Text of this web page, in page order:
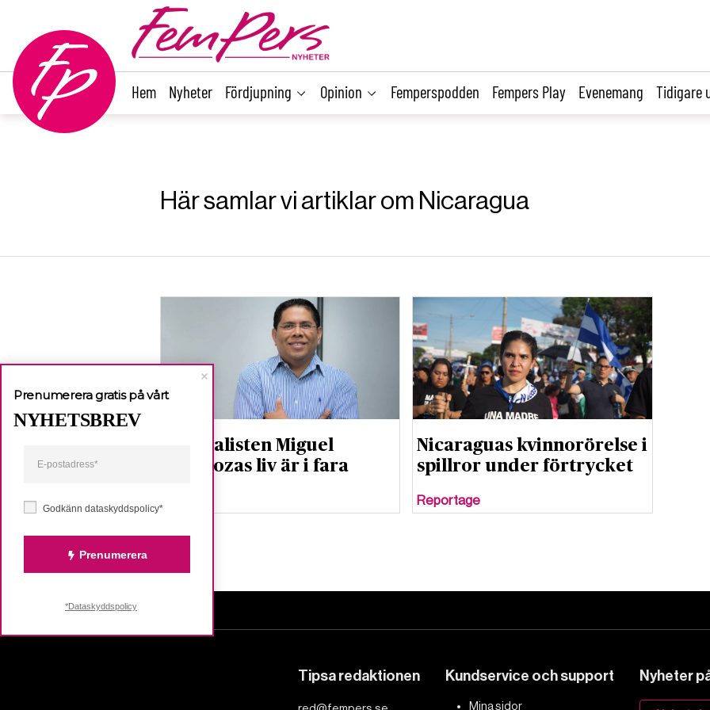
Hem Nyheter Fördjupning Opinion Femperspodden Fempers Play Evenemang Tidigare
Här samlar vi artiklar om Nicaragua
Journalisten Miguel
Mendozas liv är i fara
Nicaraguas kvinnorörelse i
spillror under förtrycket
Reportage
Tipsa redaktionen Kundservice och support
Mina sidor
Nyheter
Godkänn dataskyddspolicy*
Prenumerera
Prenumerera gratis på vårt
NYHETSBREV
*Dataskyddspolicy